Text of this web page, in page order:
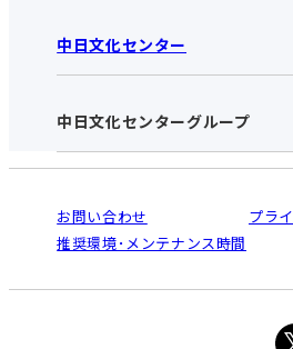
鳴海中日文化センター
お知らせ
アクセス･営業時間
お申し込みの流れ
入会と受講のご案内
中日文化センター
中日文化センターHOME
中日文化センターとは
受講規約・会員特典
ご利用ガイド
オンライン講座受講の手
WEBサイトのよくある質
中日文化センターグループ
南大高
高蔵寺
お問い合わせ
プラ
推奨環境･メンテナンス時間